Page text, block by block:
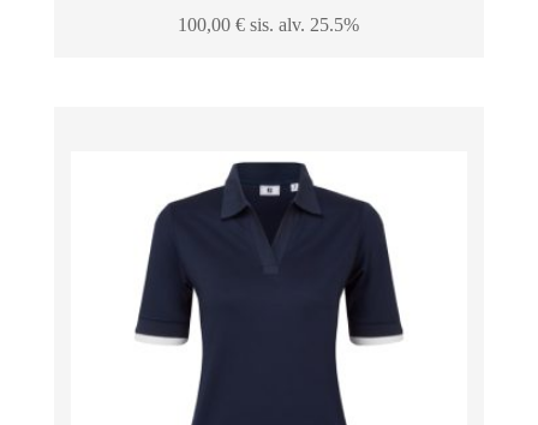
100,00€ sis. alv. 25.5%